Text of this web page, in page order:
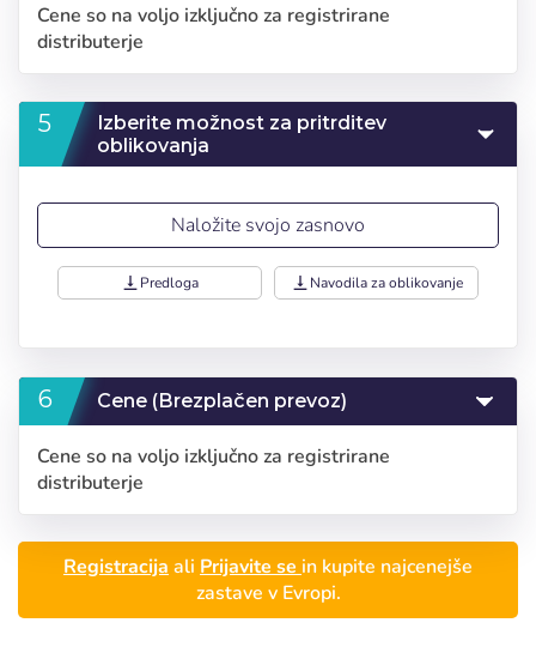
Cene so na voljo izključno za registrirane
distributerje
Izberite možnost za pritrditev
oblikovanja
Naložite svojo zasnovo
vertical_align_bottom Predloga vertical_align_bottom Navodila za oblikovanje
Cene (Brezplačen prevoz)
Cene so na voljo izključno za registrirane
distributerje
Registracija ali Prijavite se in kupite najcenejše
zastave v Evropi.